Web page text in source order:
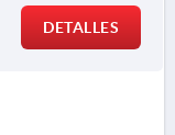
DETALLES